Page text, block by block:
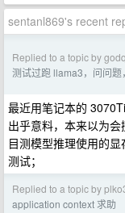
sentanl869's recent
Replied to a topic by
测试过跑 llama3，问问题
最近用笔记本的
出乎意料，本来以为会
目测模型推理使用的
测试；
Replied to a topic by
application context 求助